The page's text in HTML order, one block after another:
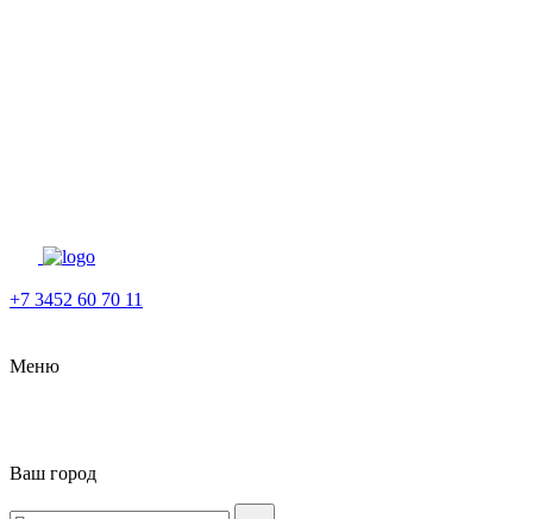
+7 3452 60 70 11
Меню
Ваш город